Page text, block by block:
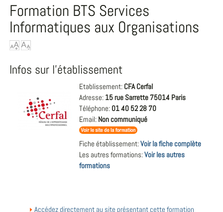
Formation BTS Services
Informatiques aux Organisations
Infos sur l'établissement
Etablissement: CFA Cerfal
Adresse: 15 rue Sarrette 75014 Paris
Téléphone: 01 40 52 28 70
Email: Non communiqué
Fiche établissement:Voir la fiche complète
Les autres formations:Voir les autres
formations
Accédez directement au site présentant cette formation